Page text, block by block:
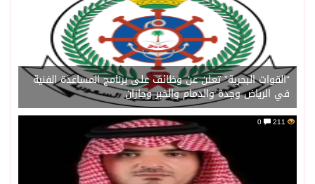
“القوات البحرية” تعلن عن وظائف على برنامج المساعدة الفنية
في الرياض وجدة والدمام والخبر وجازان
211